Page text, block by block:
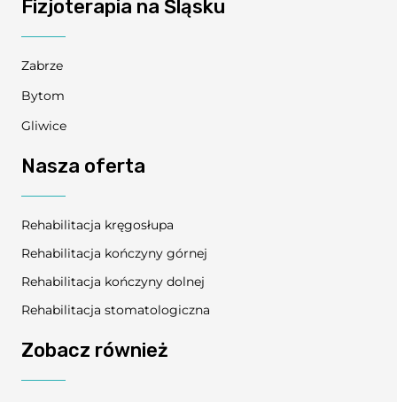
Fizjoterapia na Śląsku
Zabrze
Bytom
Gliwice
Nasza oferta
Rehabilitacja kręgosłupa
Rehabilitacja kończyny górnej
Rehabilitacja kończyny dolnej
Rehabilitacja stomatologiczna
Zobacz również